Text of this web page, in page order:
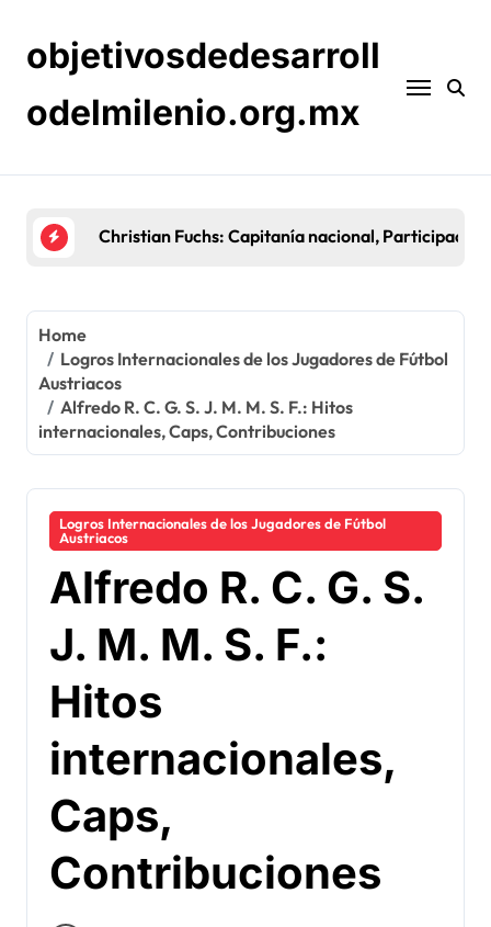
contentobjetivosdedesarroll
odelmilenio.org.mx
Sebastian Prödl: Carrera temprana, Éxitos en
Home
Logros Internacionales de los Jugadores de Fútbol
Austriacos
Alfredo R. C. G. S. J. M. M. S. F.: Hitos
internacionales, Caps, Contribuciones
Logros Internacionales de los Jugadores de Fútbol
Austriacos
Alfredo R. C. G. S.
J. M. M. S. F.:
Hitos
internacionales,
Caps,
Contribuciones